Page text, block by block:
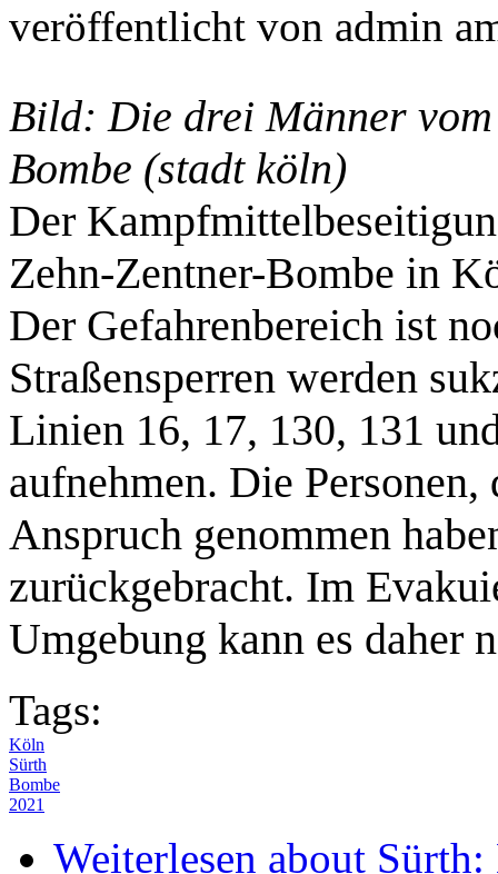
veröffentlicht von admin
Bild: Die drei Männer
Bombe (stadt köln)
Der
Zehn-Zentner-Bombe in
Der Gefahrenbereich ist
Straßensperren werden
Linien 16, 17, 130, 131
aufnehmen. Die
Anspruch genommen
zurückgebracht. Im
Umgebung kann es daher
Tags:
Köln
Sürth
Bombe
2021
Weiterlesen about Sürth: